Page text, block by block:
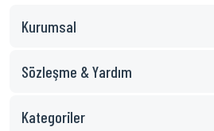
Kurumsal
Sözleşme & Yardım
Kategoriler